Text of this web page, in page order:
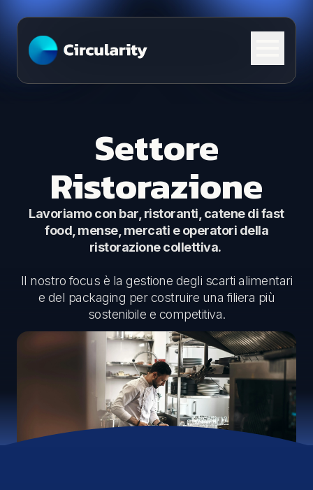
Skip to content
Settore
Ristorazione
Lavoriamo con bar, ristoranti, catene di fast
food, mense, mercati e operatori della
ristorazione collettiva.
Il nostro focus è la gestione degli scarti alimentari
e del packaging per costruire una filiera più
sostenibile e competitiva.